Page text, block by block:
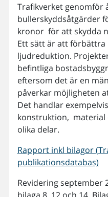
Trafikverket genomför
bullerskyddsåtgärder
kronor för att skydda
Ett sätt är att förbättra
ljudreduktion.
befintliga
eftersom det är en
påverkar möjligheten
Det handlar
konstruktion, material
olika delar.
Rapport inkl bilagor
publikationsdatabas)
Revidering september
bilaga 8, 12 och 14.